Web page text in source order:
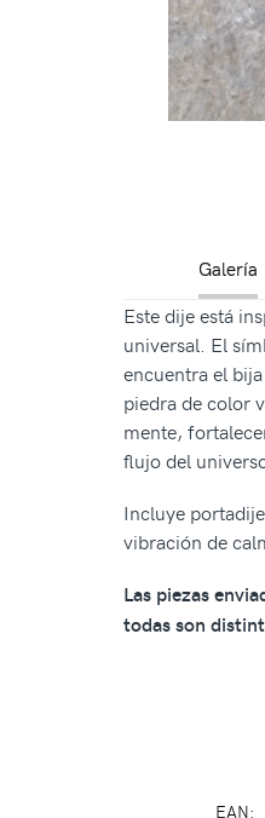
Galería
Este dije está
universal. El
encuentra el
piedra de color
mente,
flujo del
Incluye
vibración de
Las piezas
todas son
EAN: